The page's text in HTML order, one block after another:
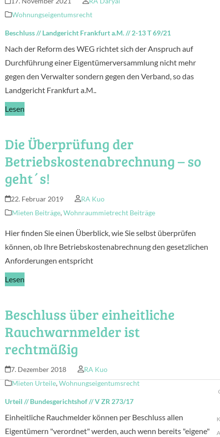
Wohnungseigentumsrecht
Beschluss//Landgericht Frankfurt a.M.//2-13 T 69/21
Nach der Reform des WEG richtet sich der Anspruch auf
Durchführung einer Eigentümerversammlung nicht mehr
gegen den Verwalter sondern gegen den Verband, so das
Landgericht Frankfurt a.M..
Lesen
Die Überprüfung der
Betriebskostenabrechnung – so
geht´s!
22. Februar 2019
RA Kuo
Mieten Beiträge, Wohnraummietrecht Beiträge
Hier finden Sie einen Überblick, wie Sie selbst überprüfen
können, ob Ihre Betriebskostenabrechnung den gesetzlichen
Anforderungen entspricht
Lesen
Beschluss über einheitliche
Rauchwarnmelder ist
rechtmäßig
7. Dezember 2018
RA Kuo
Mieten Urteile, Wohnungseigentumsrecht
Urteil //Bundesgerichtshof//V ZR 273/17
Einheitliche Rauchmelder können per Beschluss allen
Eigentümern "verordnet" werden, auch wenn bereits "eigene"